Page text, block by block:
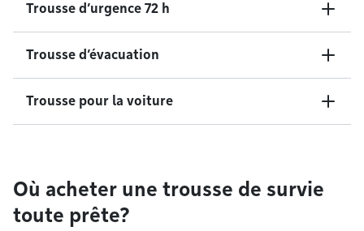
Trousse d’urgence 72 h
Trousse d’évacuation
Trousse pour la voiture
Où acheter une trousse de survie
toute prête?